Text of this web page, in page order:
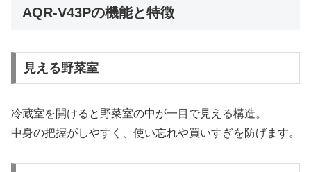
AQR-V43Pの機能と特徴
見える野菜室
冷蔵室を開けると野菜室の中が一目で見える構造。
中身の把握がしやすく、使い忘れや買いすぎを防げます。